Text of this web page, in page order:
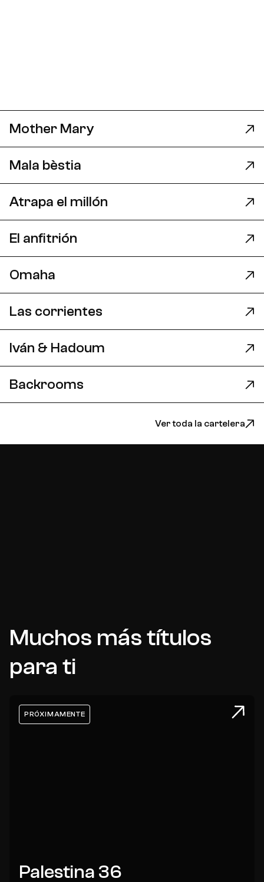
Mother Mary
Mala bèstia
Atrapa el millón
El anfitrión
Omaha
Las corrientes
Iván & Hadoum
Backrooms
Ver toda la cartelera
Muchos más títulos
para ti
PRÓXIMAMENTE
Palestina 36